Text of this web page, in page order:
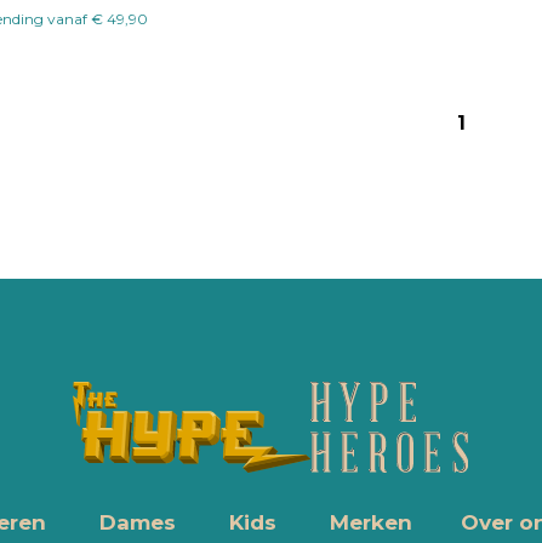
vanaf € 49,90
1
Dames Kids Merken Over